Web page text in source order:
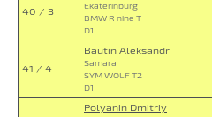
40 / 3
Ekaterinburg
BMW R nine T
D1
41 / 4
Bautin Aleksandr
Samara
SYM WOLF T2
D1
Polyanin Dmitriy